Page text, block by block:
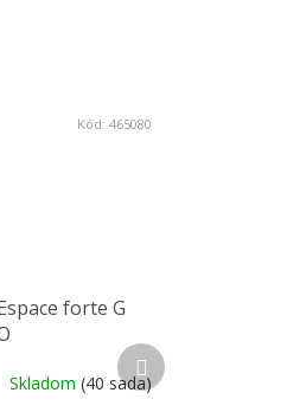
forte G
Skladom (40 sada)
Kód: 465080
Ďalší produkt